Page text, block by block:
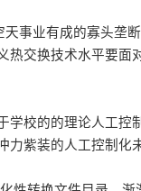
事业有成的寡头垄
交换技术水平要面
校的的理论人工控
紫装的人工控制化